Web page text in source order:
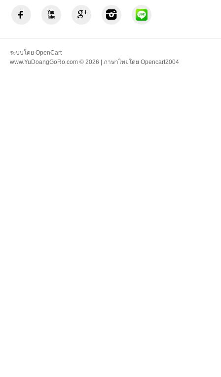
ระบบโดย OpenCart
www.YuDoangGoRo.com © 2026 | ภาษาไทยโดย Opencart2004